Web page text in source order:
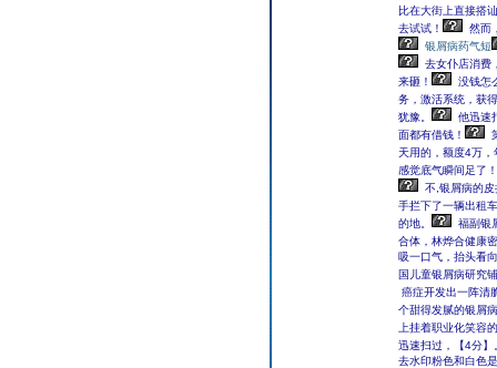
比在大街上直接搭
去试试！
然而
银屑病药气短
去女仆店消费
来砸！
没钱怎
务，激活系统，获
犹豫。
他迅速
面都有借钱！
天用的，额度4万
感觉底气瞬间足了！
不,银屑病的
手拦下了一辆出租
的地。
福副银
合体，林烨合健康
吸一口气，抬头看
国儿童银屑病研究
癌症开发出一阵清
个甜得发腻的银屑
上挂着职业化笑容
迅速扫过，【4分】
去水印粉色和白色